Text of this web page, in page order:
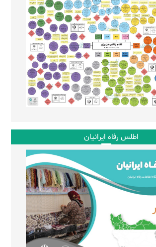
اطلس رفاه ایرانیان